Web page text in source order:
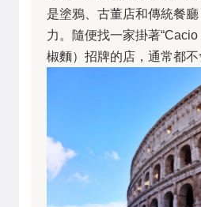
是塗鴉、古董店和傳統餐
力。隨便找一家掛著“Cacio
椒麵）招牌的店，通常都不